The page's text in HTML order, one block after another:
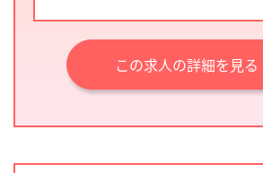
この求人の詳細を見る